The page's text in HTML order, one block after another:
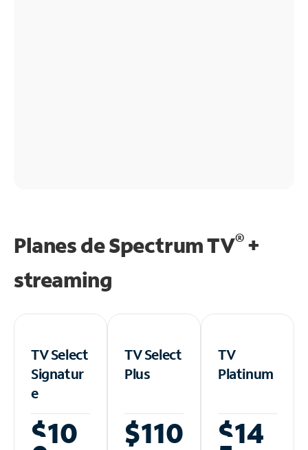
Planes de Spectrum TV®+
streaming
TV Select
Signatur
e
$10
TV Select
Plus
$110
TV
Platinum
$14